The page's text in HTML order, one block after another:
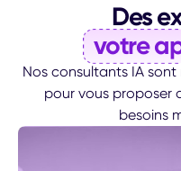
Des
votre
Nos consultants IA
pour vous proposer
besoins